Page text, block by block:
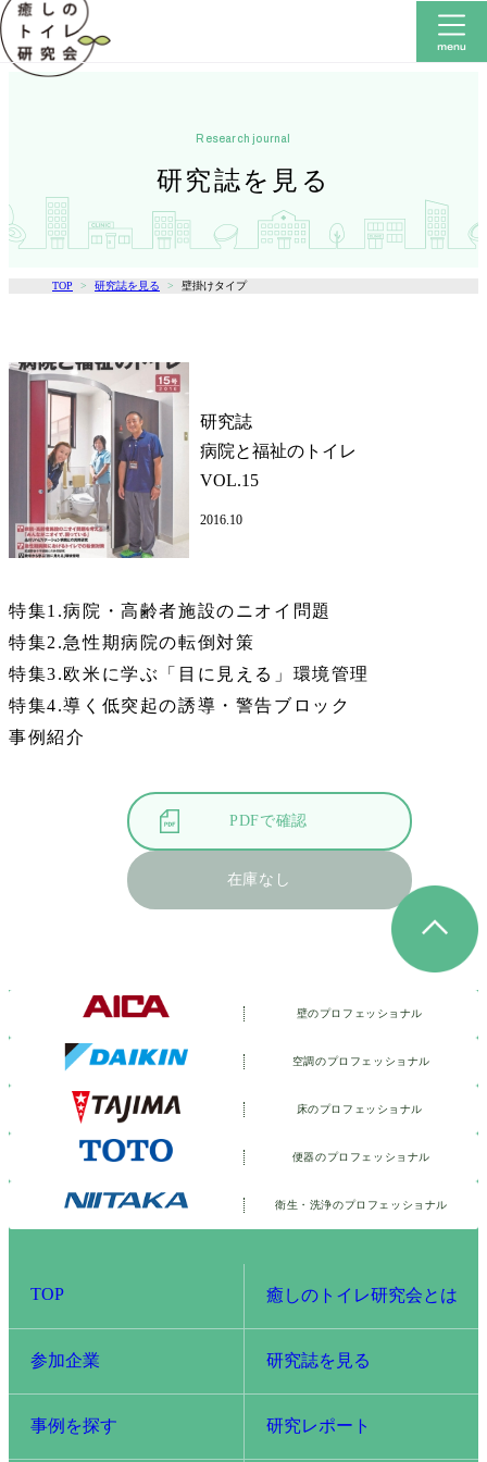
研究誌を見る
research journal
TOP 研究誌を見る 壁掛けタイプ
研究誌
病院と福祉のトイレ
VOL.15
2016.10
特集1.病院・高齢者施設のニオイ問題
特集2.急性期病院の転倒対策
特集3.欧米に学ぶ「目に見える」環境管理
特集4.導く低突起の誘導・警告ブロック
事例紹介
PDFで確認
在庫なし
壁のプロフェッショナル
空調のプロフェッショナル
床のプロフェッショナル
便器のプロフェッショナル
衛生・洗浄のプロフェッショナル
TOP 癒しのトイレ研究会とは
参加企業 研究誌を見る
事例を探す 研究レポート